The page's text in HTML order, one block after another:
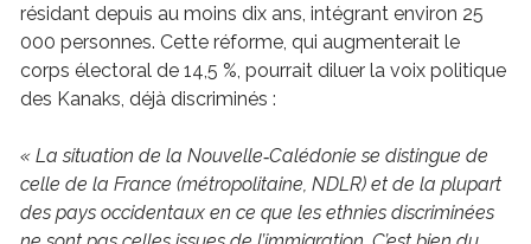
résidant depuis au moins dix ans, intégrant environ 25
000 personnes. Cette réforme, qui augmenterait le
corps électoral de 14,5 %, pourrait diluer la voix politique
des Kanaks, déjà discriminés :
« La situation de la Nouvelle‑Calédonie se distingue de
celle de la France (métropolitaine, NDLR) et de la plupart
des pays occidentaux en ce que les ethnies discriminées